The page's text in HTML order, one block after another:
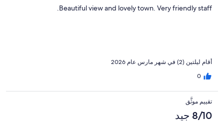
Beautiful view and lovely town. Very friendly staff.
أقام ليلتين (2) في شهر مارس عام 2026
0
تقييم موثَّق
8/10 جيد